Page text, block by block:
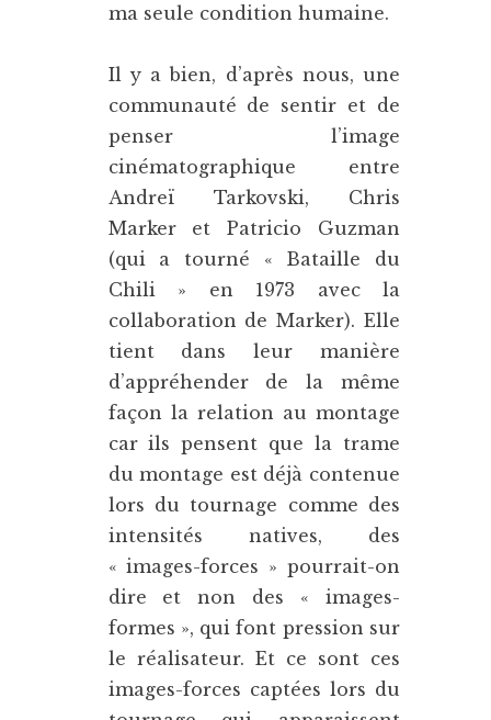
ma seule condition humaine.
Il y a bien, d’après nous, une
communauté de sentir et de
penser l’image
cinématographique entre
Andreï Tarkovski, Chris
Marker et Patricio Guzman
(qui a tourné « Bataille du
Chili » en 1973 avec la
collaboration de Marker). Elle
tient dans leur manière
d’appréhender de la même
façon la relation au montage
car ils pensent que la trame
du montage est déjà contenue
lors du tournage comme des
intensités natives, des
« images-forces » pourrait-on
dire et non des « images-
formes », qui font pression sur
le réalisateur. Et ce sont ces
images-forces captées lors du